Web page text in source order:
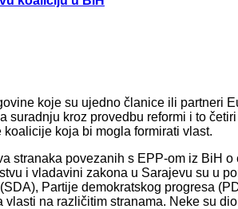
koje su ujedno članice ili partneri
suradnju kroz provedbu reformi i to
koja bi mogla formirati vlast.
stranaka povezanih s EPP-om iz BiH
i vladavini zakona u Sarajevu su u
Partije demokratskog progresa
vlasti na različitim stranama. Neke su